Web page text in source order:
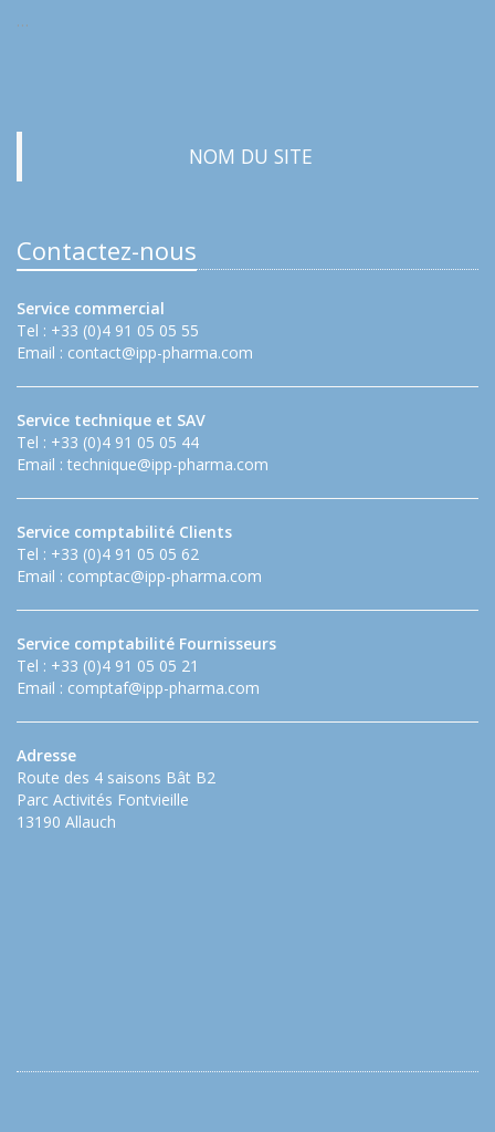
…
NOM DU SITE
Contactez-nous
Service commercial
Tel : +33 (0)4 91 05 05 55
Email : contact@ipp-pharma.com
Service technique et SAV
Tel : +33 (0)4 91 05 05 44
Email : technique@ipp-pharma.com
Service comptabilité Clients
Tel : +33 (0)4 91 05 05 62
Email : comptac@ipp-pharma.com
Service comptabilité Fournisseurs
Tel : +33 (0)4 91 05 05 21
Email : comptaf@ipp-pharma.com
Adresse
Route des 4 saisons Bât B2
Parc Activités Fontvieille
13190 Allauch